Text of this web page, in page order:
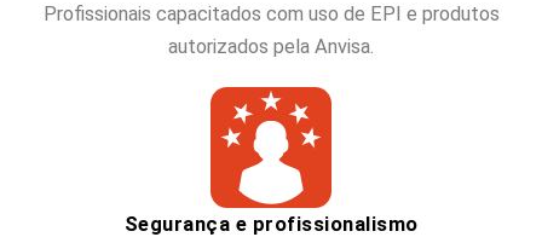
Profissionais capacitados com uso de EPI e produtos
autorizados pela Anvisa.
Segurança e profissionalismo